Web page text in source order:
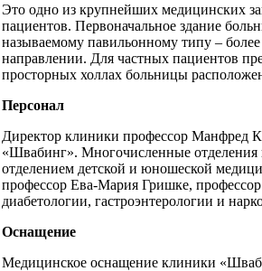
Это одно из крупнейших медицинских
пациентов. Первоначальное здание
называемому павильонному типу –
направлении. Для частных пациентов
просторных холлах больницы
Персонал
Директор клиники профессор Манфред
«Швабинг». Многочисленные отделения
отделением детской и юношеской
профессор Ева-Мария Гришке,
диабетологии, гастроэнтерологии и
Оснащение
Медицинское оснащение клиники